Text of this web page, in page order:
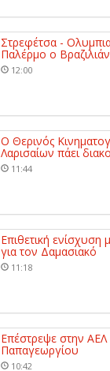
Στρεφέτσα -
Παλέρμο ο
12:00
Ο Θερινός
Λαρισαίων πάει
11:44
Επιθετική
για τον Δαμασιακό
11:18
Επέστρεψε στην
Παπαγεωργίου
10:42